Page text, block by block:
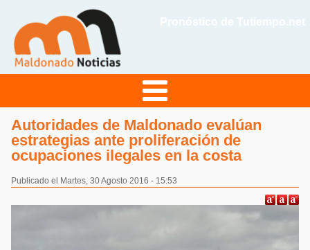
Autoridades de Maldonado evalúan
estrategias ante proliferación de
ocupaciones ilegales en la costa
Publicado el Martes, 30 Agosto 2016 - 15:53